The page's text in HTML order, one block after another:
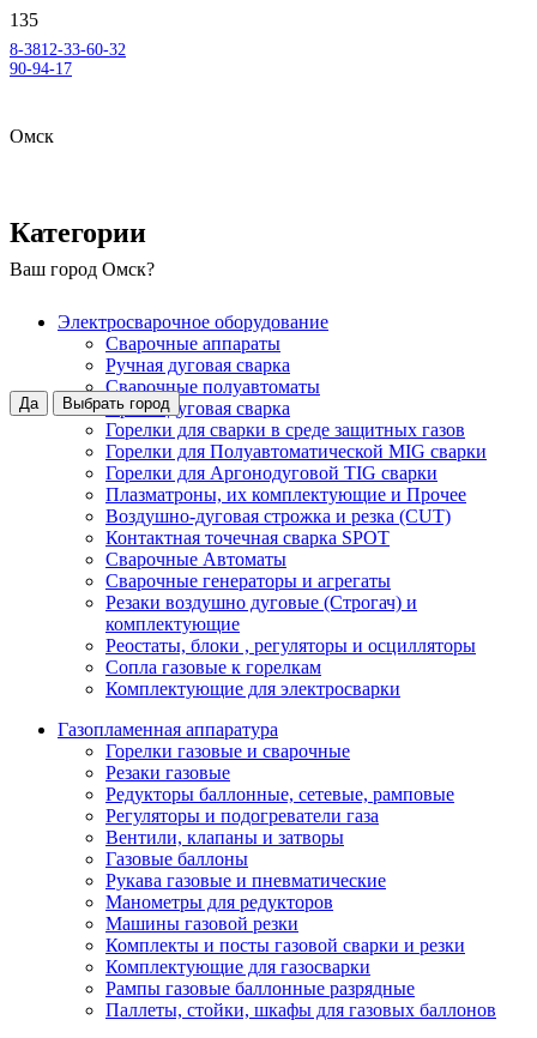
8-3812-33-60-32
90-94-17
Омск
Ваш город Омск?
Да Выбрать город
Категории
Электросварочное оборудование
Сварочные аппараты
Ручная дуговая сварка
Сварочные полуавтоматы
Аргонодуговая сварка
Горелки для сварки в среде защитных газов
Горелки для Полуавтоматической MIG сварки
Горелки для Аргонодуговой TIG сварки
Плазматроны, их комплектующие и Прочее
Воздушно-дуговая строжка и резка (CUT)
Контактная точечная сварка SPOT
Сварочные Автоматы
Сварочные генераторы и агрегаты
Резаки воздушно дуговые (Строгач) и
комплектующие
Реостаты, блоки , регуляторы и осцилляторы
Сопла газовые к горелкам
Комплектующие для электросварки
Газопламенная аппаратура
Горелки газовые и сварочные
Резаки газовые
Редукторы баллонные, сетевые, рамповые
Регуляторы и подогреватели газа
Вентили, клапаны и затворы
Газовые баллоны
Рукава газовые и пневматические
Манометры для редукторов
Машины газовой резки
Комплекты и посты газовой сварки и резки
Комплектующие для газосварки
Рампы газовые баллонные разрядные
Паллеты, стойки, шкафы для газовых баллонов